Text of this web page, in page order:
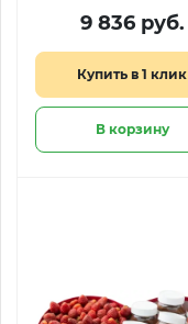
9 836 руб.
Купить в 1 клик
В корзину